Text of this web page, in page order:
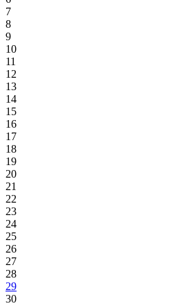
7
8
9
10
11
12
13
14
15
16
17
18
19
20
21
22
23
24
25
26
27
28
29
30